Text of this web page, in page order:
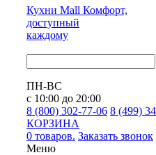
Кухни Mall Комфорт,
доступный
каждому
ПН-ВС
с 10:00 до 20:00
8 (800) 302-77-06 8 (499)
КОРЗИНА
0 товаров. Заказать звонок
Меню